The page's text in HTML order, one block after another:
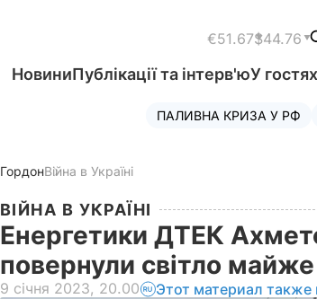
€51.67$44.76
НовиниПублікації та інтерв'юУ
ПАЛИВНА КРИЗА У РФ
ГордонВійна в Україні
ВІЙНА В УКРАЇНІ
Енергетики ДТЕК
повернули світло
9 січня 2023, 20.00 Этот материал